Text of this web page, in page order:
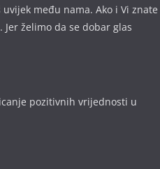
među nama. Ako i Vi znate
želimo da se dobar glas
pozitivnih vrijednosti u